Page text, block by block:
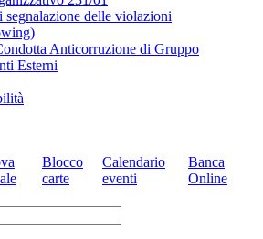
segnalazione delle violazioni
Anticorruzione di Gruppo
Esterni
Blocco
carte
Calendario
eventi
Banca
Online